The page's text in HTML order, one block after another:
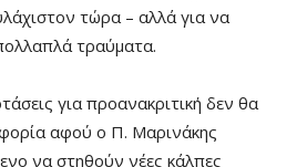
τώρα – αλλά για να
τραύματα.
για προανακριτική δεν θα
αφού ο Π. Μαρινάκης
να στηθούν νέες κάλπες